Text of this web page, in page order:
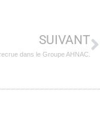
SUIVANT
dans le Groupe AHNAC.